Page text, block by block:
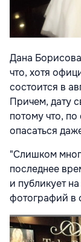
Дана
что, хотя
состоится в
Причем, дату
потому что,
опасаться
"Слишком
последнее
и публикует
фотографий в